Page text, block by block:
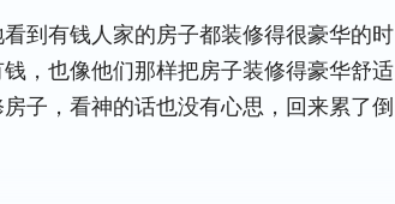
到有钱人家的房子都装修得很豪华的时
，也像他们那样把房子装修得豪华舒适
子，看神的话也没有心思，回来累了倒